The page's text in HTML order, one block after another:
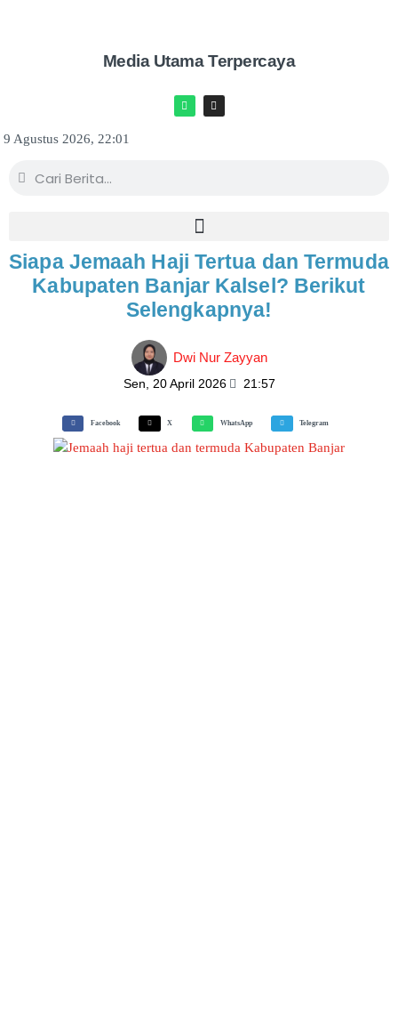
Media Utama Terpercaya
9 Agustus 2026, 22:01
Siapa Jemaah Haji Tertua dan Termuda
Kabupaten Banjar Kalsel? Berikut
Selengkapnya!
Dwi Nur Zayyan
Sen, 20 April 2026 21:57
Facebook X WhatsApp Telegram